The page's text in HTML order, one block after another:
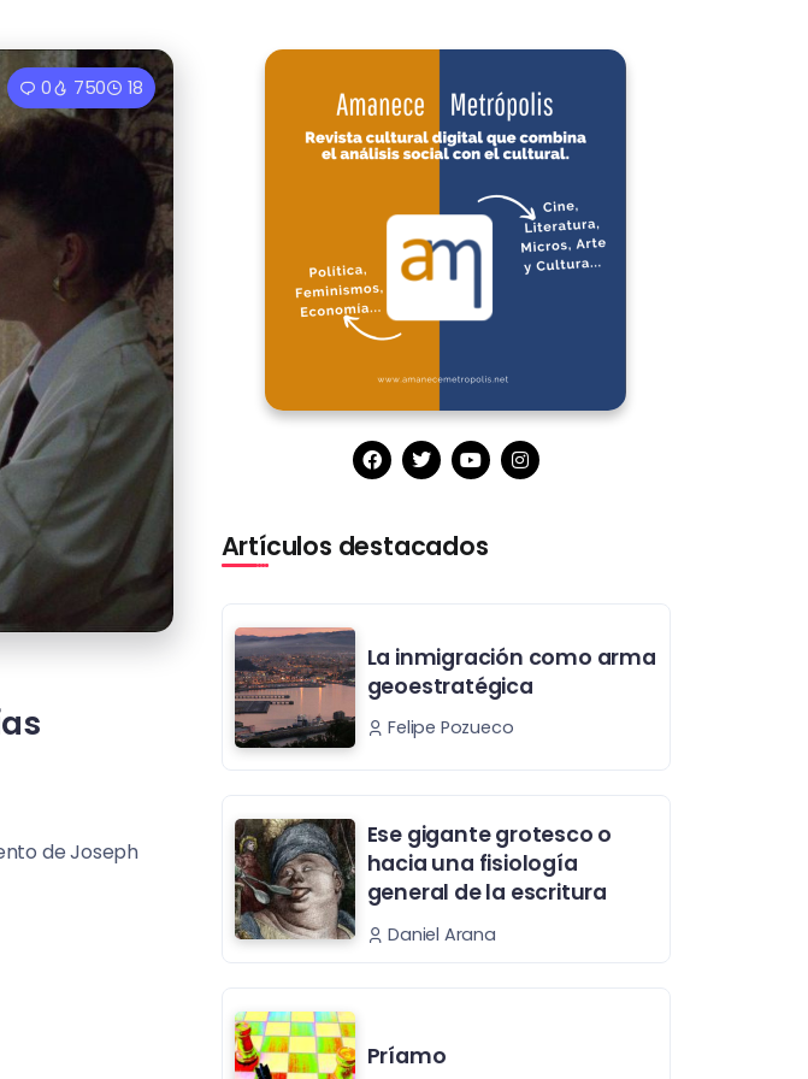
0 750 18
de Joseph
Artículos destacados
La inmigración como arma
geoestratégica
Felipe Pozueco
Ese gigante grotesco o
hacia una fisiología
general de la escritura
Daniel Arana
Príamo